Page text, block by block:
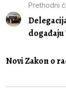
Prethodni
Novi Zakon o